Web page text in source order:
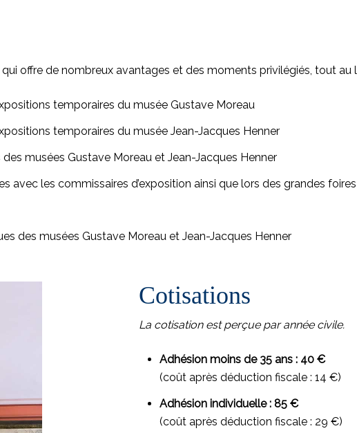
offre de nombreux avantages et des moments privilégiés, tout au
temporaires du musée Gustave Moreau
temporaires du musée Jean-Jacques Henner
musées Gustave Moreau et Jean-Jacques Henner
avec les commissaires d’exposition ainsi que lors des grandes
des musées Gustave Moreau et Jean-Jacques Henner
Cotisations
La cotisation est perçue par année civile.
Adhésion moins de 35 ans : 40 €
(coût après déduction fiscale : 14 €)
Adhésion individuelle : 85 €
(coût après déduction fiscale : 29 €)